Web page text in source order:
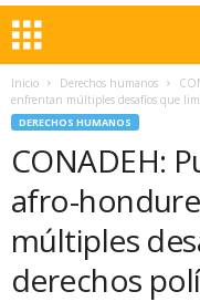
Inicio Derechos humanos
enfrentan múltiples desafíos que
DERECHOS HUMANOS
CONADEH:
afro-
múltiples
derechos